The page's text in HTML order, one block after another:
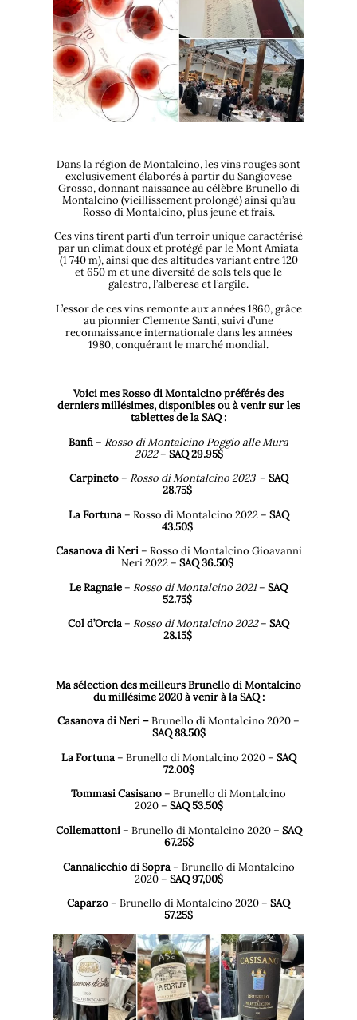
Dans la région de Montalcino, les vins rouges sont
exclusivement élaborés à partir du Sangiovese
Grosso, donnant naissance au célèbre Brunello di
Montalcino (vieillissement prolongé) ainsi qu’au
Rosso di Montalcino, plus jeune et frais.
Ces vins tirent parti d’un terroir unique caractérisé
par un climat doux et protégé par le Mont Amiata
(1 740 m), ainsi que des altitudes variant entre 120
et 650 m et une diversité de sols tels que le
galestro, l’alberese et l’argile.
L’essor de ces vins remonte aux années 1860, grâce
au pionnier Clemente Santi, suivi d’une
reconnaissance internationale dans les années
1980, conquérant le marché mondial.
Voici mes Rosso di Montalcino préférés des
derniers millésimes, disponibles ou à venir sur les
tablettes de la SAQ :
Banfi – Rosso di Montalcino Poggio alle Mura
2022 – SAQ 29.95$
Carpineto– Rosso di Montalcino 2023 – SAQ
28.75$
La Fortuna – Rosso di Montalcino 2022– SAQ
43.50$
Casanova di Neri – Rosso di Montalcino Gioavanni
Neri 2022 – SAQ 36.50$
Le Ragnaie – Rosso di Montalcino 2021 – SAQ
52.75$
Col d’Orcia – Rosso di Montalcino 2022 – SAQ
28.15$
Ma sélection des meilleurs Brunello di Montalcino
du millésime 2020 à venir à la SAQ :
Casanova di Neri – Brunello di Montalcino 2020 –
SAQ 88.50$
La Fortuna – Brunello di Montalcino 2020– SAQ
72.00$
Tommasi Casisano – Brunello di Montalcino
2020– SAQ 53.50$
Collemattoni – Brunello di Montalcino 2020– SAQ
67.25$
Cannalicchio di Sopra – Brunello di Montalcino
2020– SAQ 97,00$
Caparzo – Brunello di Montalcino 2020 – SAQ
57.25$